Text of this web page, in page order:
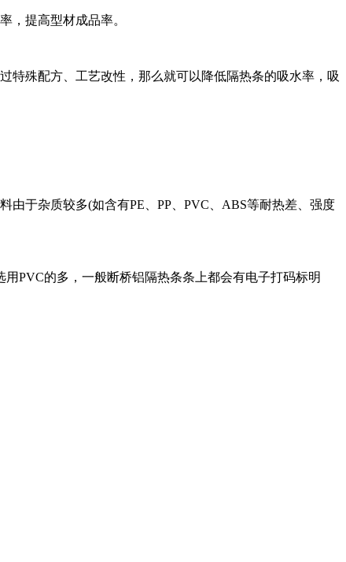
提高型材成品率。
殊配方、工艺改性，那么就可以降低隔热条的吸水率，吸
于杂质较多(如含有PE、PP、PVC、ABS等耐热差、强度
PVC的多，一般断桥铝隔热条条上都会有电子打码标明